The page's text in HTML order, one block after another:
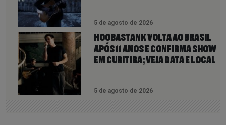
5 de agosto de 2026
HOOBASTANK VOLTA AO BRASIL
APÓS 11 ANOS E CONFIRMA SHOW
EM CURITIBA; VEJA DATA E LOCAL
5 de agosto de 2026